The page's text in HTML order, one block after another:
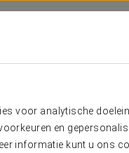
voor analytische
en
informatie kunt u ons